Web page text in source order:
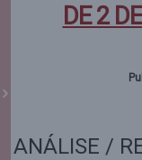
DE 2
ANÁLISE /